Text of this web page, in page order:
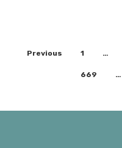
Previous 1 …
669 …